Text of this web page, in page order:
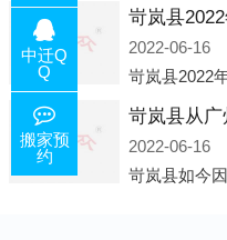
2022-06-16
2022-06-16
中迁Q
Q
搬家预
约